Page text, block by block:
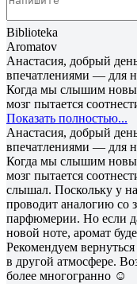
Biblioteka
Aromatov
Анастасия, добрый
впечатлениями — для
Когда мы слышим
мозг пытается
Показать полностью...
Анастасия, добрый
впечатлениями — для
Когда мы слышим
мозг пытается
слышал. Поскольку у
проводит аналогию со
парфюмерии. Но если
новой ноте, аромат
Рекомендуем
в другой атмосфере.
более многогранно ☺️